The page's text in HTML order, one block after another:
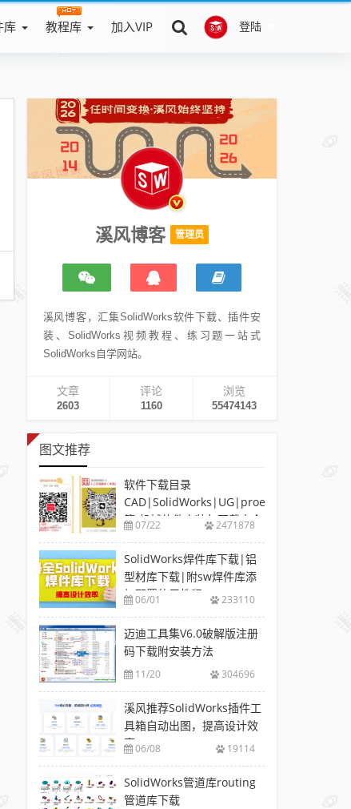
登陆
库 教程库 加入VIP
溪风博客 管理员
溪风博客，汇集SolidWorks软件下载、插件安
装、SolidWorks视频教程、练习题一站式
SolidWorks自学网站。
文章
2603
评论
1160
浏览
55474143
图文推荐
软件下载目录
CAD|SolidWorks|UG|proe
等-机械软件安装包下载大全
07/22 2471878
SolidWorks焊件库下载|铝
型材库下载|附sw焊件库添
加配置使用教程
06/01 233110
迈迪工具集V6.0破解版注册
码下载附安装方法
11/20 304696
溪风推荐SolidWorks插件工
具箱自动出图，提高设计效
率06/08 19114
SolidWorks管道库routing
管道库下载